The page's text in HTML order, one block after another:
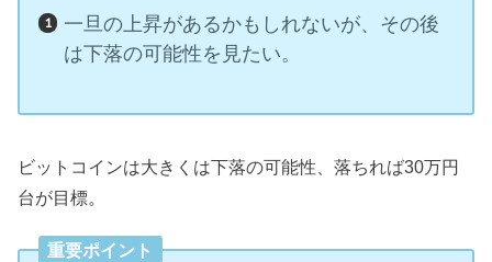
一旦の上昇があるかもしれないが、その後
は下落の可能性を見たい。
ビットコインは大きくは下落の可能性、落ちれば30万円
台が目標。
重要ポイント